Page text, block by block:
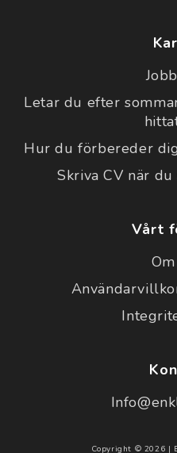
Letar du efter
Hur du förbereder
Skriva CV när
Vårt
Copyright © 2026 |